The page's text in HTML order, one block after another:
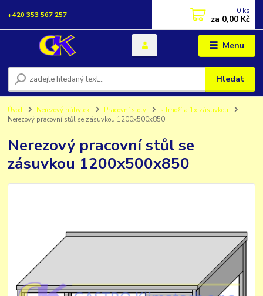
Menu
Hledat
+420 353 567 257 0 ks
za 0,00 Kč
Úvod Nerezový nábytek Pracovní stoly
s trnoží a 1x zásuvkou
Nerezový pracovní stůl se zásuvkou 1200x500x850
Nerezový pracovní stůl se
zásuvkou 1200x500x850